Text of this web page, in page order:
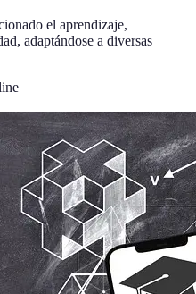
el aprendizaje,
adaptándose a diversas